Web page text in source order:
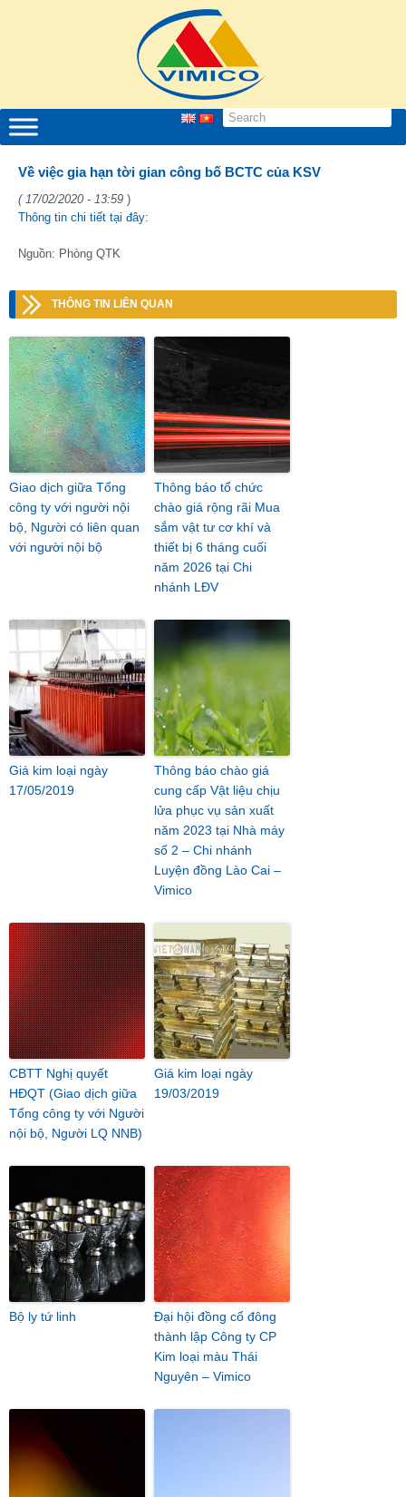
Về việc gia hạn tời gian công bố BCTC của KSV
( 17/02/2020 - 13:59 )
Thông tin chi tiết tại đây:
Nguồn: Phòng QTK
THÔNG TIN LIÊN QUAN
Giao dịch giữa Tổng
công ty với người nội
bộ, Người có liên quan
với người nội bộ
Thông báo tổ chức
chào giá rộng rãi Mua
sắm vật tư cơ khí và
thiết bị 6 tháng cuối
năm 2026 tại Chi
nhánh LĐV
Giá kim loại ngày
17/05/2019
Thông báo chào giá
cung cấp Vật liệu chịu
lửa phục vụ sản xuất
năm 2023 tại Nhà máy
số 2 – Chi nhánh
Luyện đồng Lào Cai –
Vimico
CBTT Nghị quyết
HĐQT (Giao dịch giữa
Tổng công ty với Người
nội bộ, Người LQ NNB)
Giá kim loại ngày
19/03/2019
Bộ ly tứ linh
Đại hội đồng cổ đông
thành lập Công ty CP
Kim loại màu Thái
Nguyên – Vimico